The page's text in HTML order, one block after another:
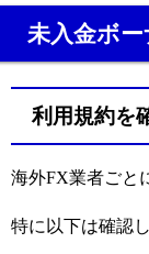
未入金ボ
利用規約を
海外FX業者ごと
特に以下は確認